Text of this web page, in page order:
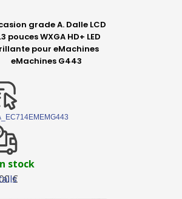
grade A. Dalle LCD
pouces WXGA HD+ LED
pour eMachines
eMachines G443
stock
€